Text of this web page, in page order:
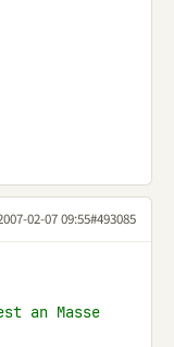
02-07 09:55#493085
an Masse